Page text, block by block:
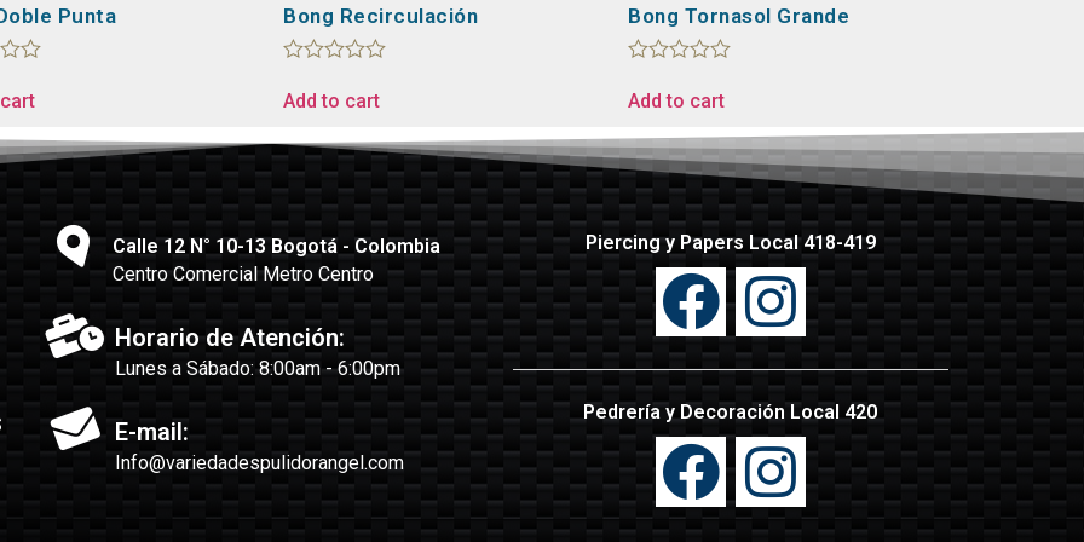
Punta Bong Recirculación
0
5
Add to cart
Bong Tornasol Grande
0
of
5
Add to cart
Calle 12 N° 10-13 Bogotá - Colombia
Centro Comercial Metro Centro
Horario de Atención:
Lunes a Sábado: 8:00am - 6:00pm
E-mail:
Info@variedadespulidorangel.com
Piercing y Papers Local 418-419
Pedrería y Decoración Local 420